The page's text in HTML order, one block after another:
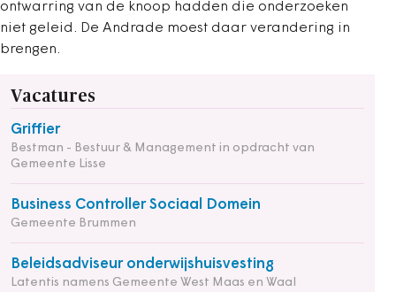
ontwarring van de knoop hadden die onderzoeken
niet geleid. De Andrade moest daar verandering in
brengen.
Vacatures
Griffier
Bestman - Bestuur & Management in opdracht van
Gemeente Lisse
Business Controller Sociaal Domein
Gemeente Brummen
Beleidsadviseur onderwijshuisvesting
Latentis namens Gemeente West Maas en Waal